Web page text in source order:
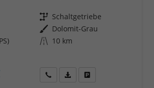
Getriebe Schaltgetriebe
Außenfarbe Dolomit-Grau
Kilometerstand 10 km
Wir rufen Sie anFahrzeugexposé (PDF)